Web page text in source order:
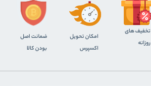
تخفیف های
روزانه
اﻣﮑﺎن ﺗﺤﻮﯾﻞ
اﮐﺴﭙﺮس
ضمانت اصل
بودن کالا